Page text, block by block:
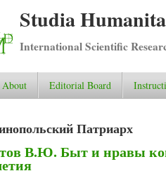
Studia
International Scientific
About Editorial Board
Патриарх
В.Ю. Быт и нравы